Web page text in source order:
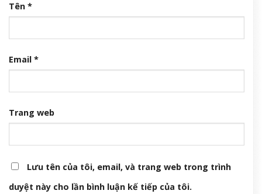
Tên *
Email *
Trang web
Lưu tên của tôi, email, và trang web trong trình
duyệt này cho lần bình luận kế tiếp của tôi.